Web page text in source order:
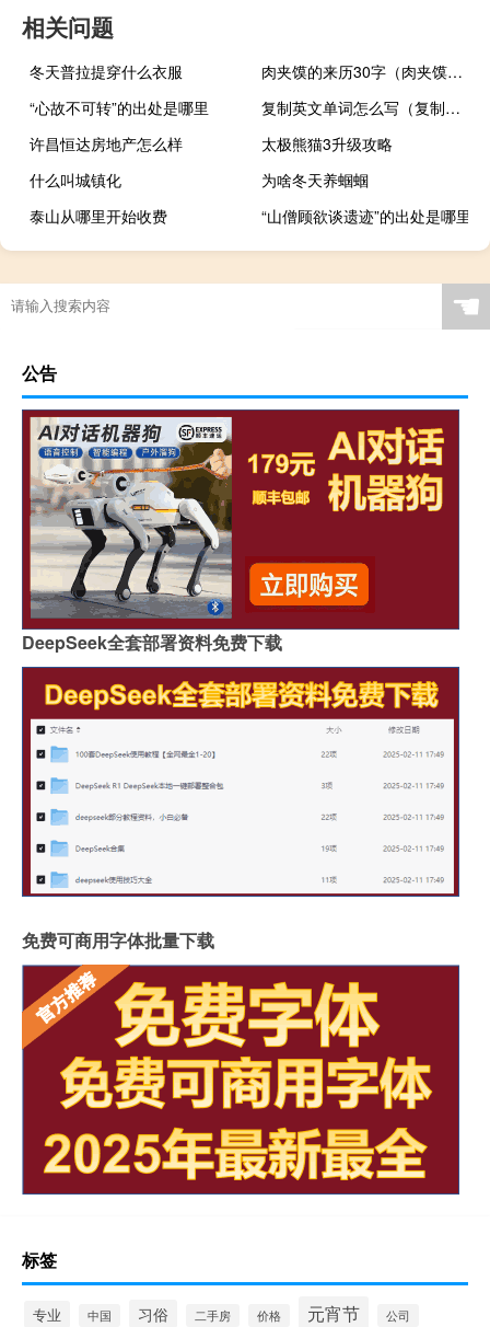
相关问题
冬天普拉提穿什么衣服
肉夹馍的来历30字（肉夹馍的来历）
“心故不可转”的出处是哪里
复制英文单词怎么写（复制英文）
许昌恒达房地产怎么样
太极熊猫3升级攻略
什么叫城镇化
为啥冬天养蝈蝈
泰山从哪里开始收费
“山僧顾欲谈遗迹”的出处是哪里
☚
公告
DeepSeek全套部署资料免费下载
免费可商用字体批量下载
标签
专业 中国 习俗 二手房 价格 元宵节 公司